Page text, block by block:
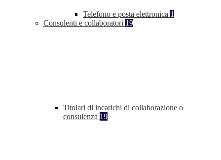
Telefono e posta elettronica 1
Consulenti e collaboratori 19
Titolari di incarichi di collaborazione o
consulenza 19